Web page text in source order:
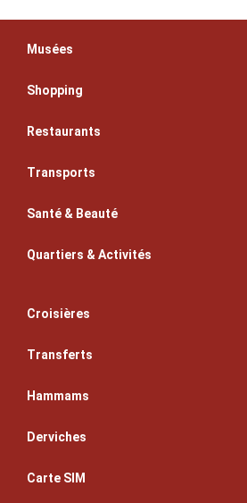
Musées
Shopping
Restaurants
Transports
Santé & Beauté
Quartiers & Activités
Croisières
Transferts
Hammams
Derviches
Carte SIM